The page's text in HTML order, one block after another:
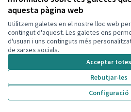
aquesta pàgina web
Utilitzem galetes en el nostre lloc web
contingut d'aquest. Les galetes ens
d'usuari i uns continguts més
de xarxes socials.
Acceptar totes
Rebutjar-les
Configuració
Renovar parques infantiles